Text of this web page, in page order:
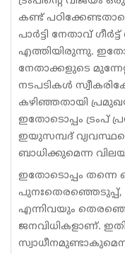
കണ്ട്
പാര്‍ട്ടി നേതാവ്
എത്തിയിരുന്നു.
നേതാക്കളുടെ
നടപടികള്‍
കഴിഞ്ഞതായി
ഇതോടൊപ്പം ട്രംപ്
ഇയുസമ്പദ്
ബാധിക്കുമെന്ന
ഇതോടൊപ്പം തന്നെ
പുനഃതെരഞ്ഞെടുപ്പ്,
എന്നിവയും
ജനവിധികളാണ്.